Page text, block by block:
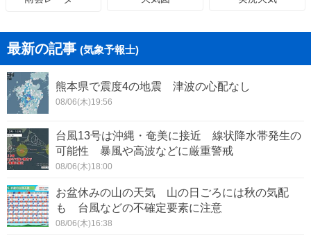
最新の記事 (気象予報士)
熊本県で震度4の地震 津波の心配なし
08/06(木)19:56
台風13号は沖縄・奄美に接近 線状降水帯発生の
可能性 暴風や高波などに厳重警戒
08/06(木)18:00
お盆休みの山の天気 山の日ごろには秋の気配
も 台風などの不確定要素に注意
08/06(木)16:38